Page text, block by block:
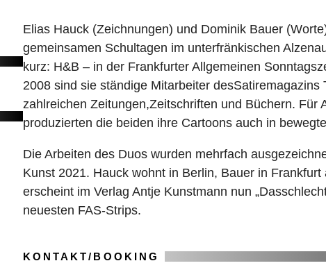
Elias Hauck (Zeichnungen) und Dominik Bauer
gemeinsamen Schultagen im unterfränkischen
kurz: H&B – in der Frankfurter Allgemeinen
2008 sind sie ständige Mitarbeiter
zahlreichen Zeitungen,Zeitschriften und Büchern.
produzierten die beiden ihre Cartoons auch in
Die Arbeiten des Duos wurden mehrfach
Kunst 2021. Hauck wohnt in Berlin, Bauer in
erscheint im Verlag Antje Kunstmann nun
neuesten FAS-Strips.
KONTAKT/BOOKING